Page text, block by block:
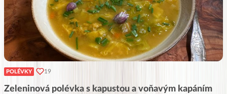
POLÉVKY 19
Zeleninová polévka s kapustou a voňavým kapáním